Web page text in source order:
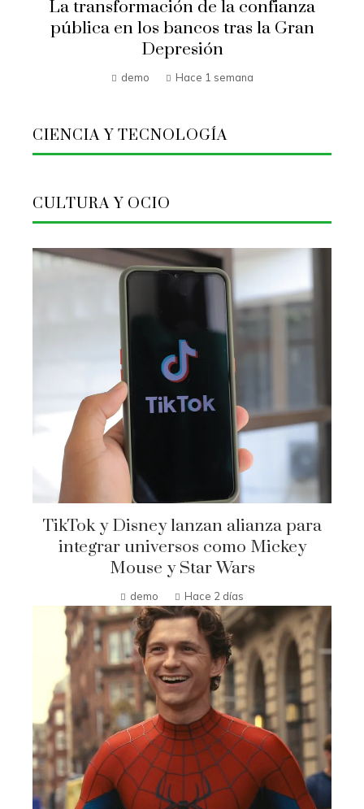
La transformación de la confianza
pública en los bancos tras la Gran
Depresión
demo Hace 1 semana
CIENCIA Y TECNOLOGÍA
CULTURA Y OCIO
TikTok y Disney lanzan alianza para
integrar universos como Mickey
Mouse y Star Wars
demo Hace 2 días